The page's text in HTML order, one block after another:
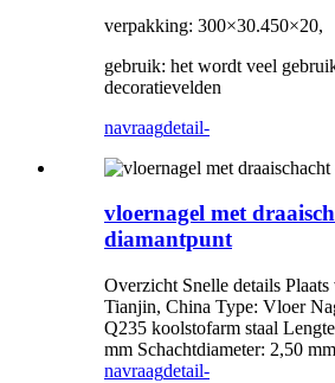
verpakking: 300×30.450×20,
gebruik: het wordt veel
decoratievelden
navraagdetail-
vloernagel met
diamantpunt
Overzicht Snelle details Plaats
Tianjin, China Type: Vloer
Q235 koolstofarm staal
mm Schachtdiameter: 2,50
navraagdetail-